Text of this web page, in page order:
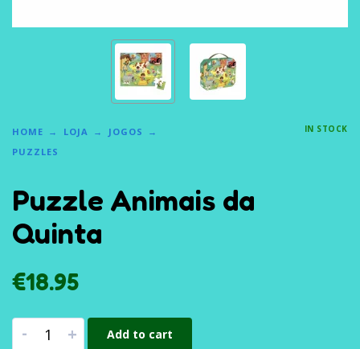
HOME LOJA
JOGOS
PUZZLES
IN STOCK
Puzzle Animais da
Quinta
€18.95
- + Add to cart